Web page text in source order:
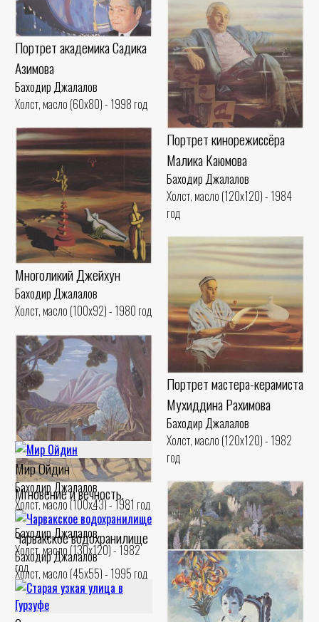
Портрет академика Садика
Азимова
Баходир Джалалов
Холст, масло (60x80) - 1998 год
Портрет кинорежиссёра
Малика Каюмова
Баходир Джалалов
Холст, масло (120x120) - 1984
год
Многоликий Джейхун
Баходир Джалалов
Холст, масло (100x92) - 1980 год
Портрет мастера-керамиста
Мухиддина Рахимова
Баходир Джалалов
Холст, масло (120x120) - 1982
год
Мгновение и вечность.
Портрет Урала Тансыкбаева
Баходир Джалалов
Холст, масло (130x120) - 1982
год
Мир Ойдин
Баходир Джалалов
Холст, масло (100x43) - 1981 год
Бельгийский садик
Чарвакское водохранилище
Баходир Джалалов
Холст, масло (45x55) - 1995 год